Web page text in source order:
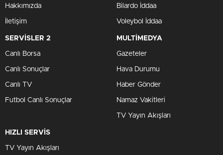
Hakkımızda
İletişim
Bilardo İddaa
Voleybol İddaa
SERVİSLER 2
Canlı Borsa
Canlı Sonuçlar
Canlı TV
Futbol Canlı Sonuçlar
MULTİMEDYA
Gazeteler
Hava Durumu
Haber Gönder
Namaz Vakitleri
TV Yayın Akışları
HIZLI SERVİS
TV Yayın Akışları